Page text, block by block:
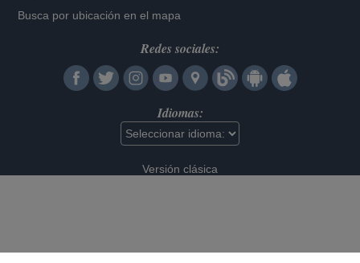
Busca por ubicación en el mapa
Redes sociales:
Idiomas:
Versión clásica